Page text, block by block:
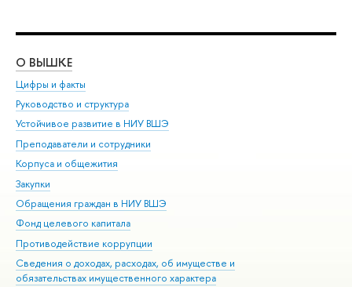
О ВЫШКЕ
Цифры и факты
Руководство и структура
Устойчивое развитие в НИУ ВШЭ
Преподаватели и сотрудники
Корпуса и общежития
Закупки
Обращения граждан в НИУ ВШЭ
Фонд целевого капитала
Противодействие коррупции
Сведения о доходах, расходах, об имуществе и
обязательствах имущественного характера